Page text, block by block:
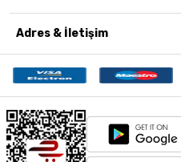
Adres & İletişim